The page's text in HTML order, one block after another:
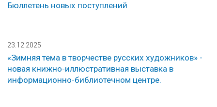
Бюллетень новых поступлений
23.12.2025
«Зимняя тема в творчестве русских художников» -
новая книжно-иллюстративная выставка в
информационно-библиотечном центре.